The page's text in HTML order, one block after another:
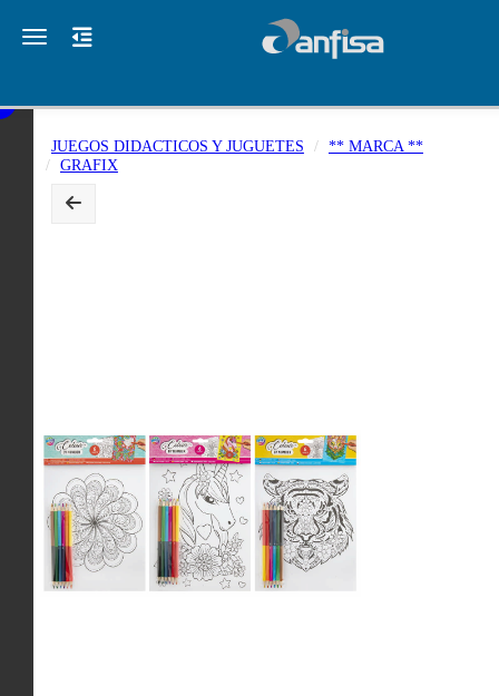
Toggle navigation
JUEGOS DIDACTICOS Y JUGUETES
** MARCA **
GRAFIX